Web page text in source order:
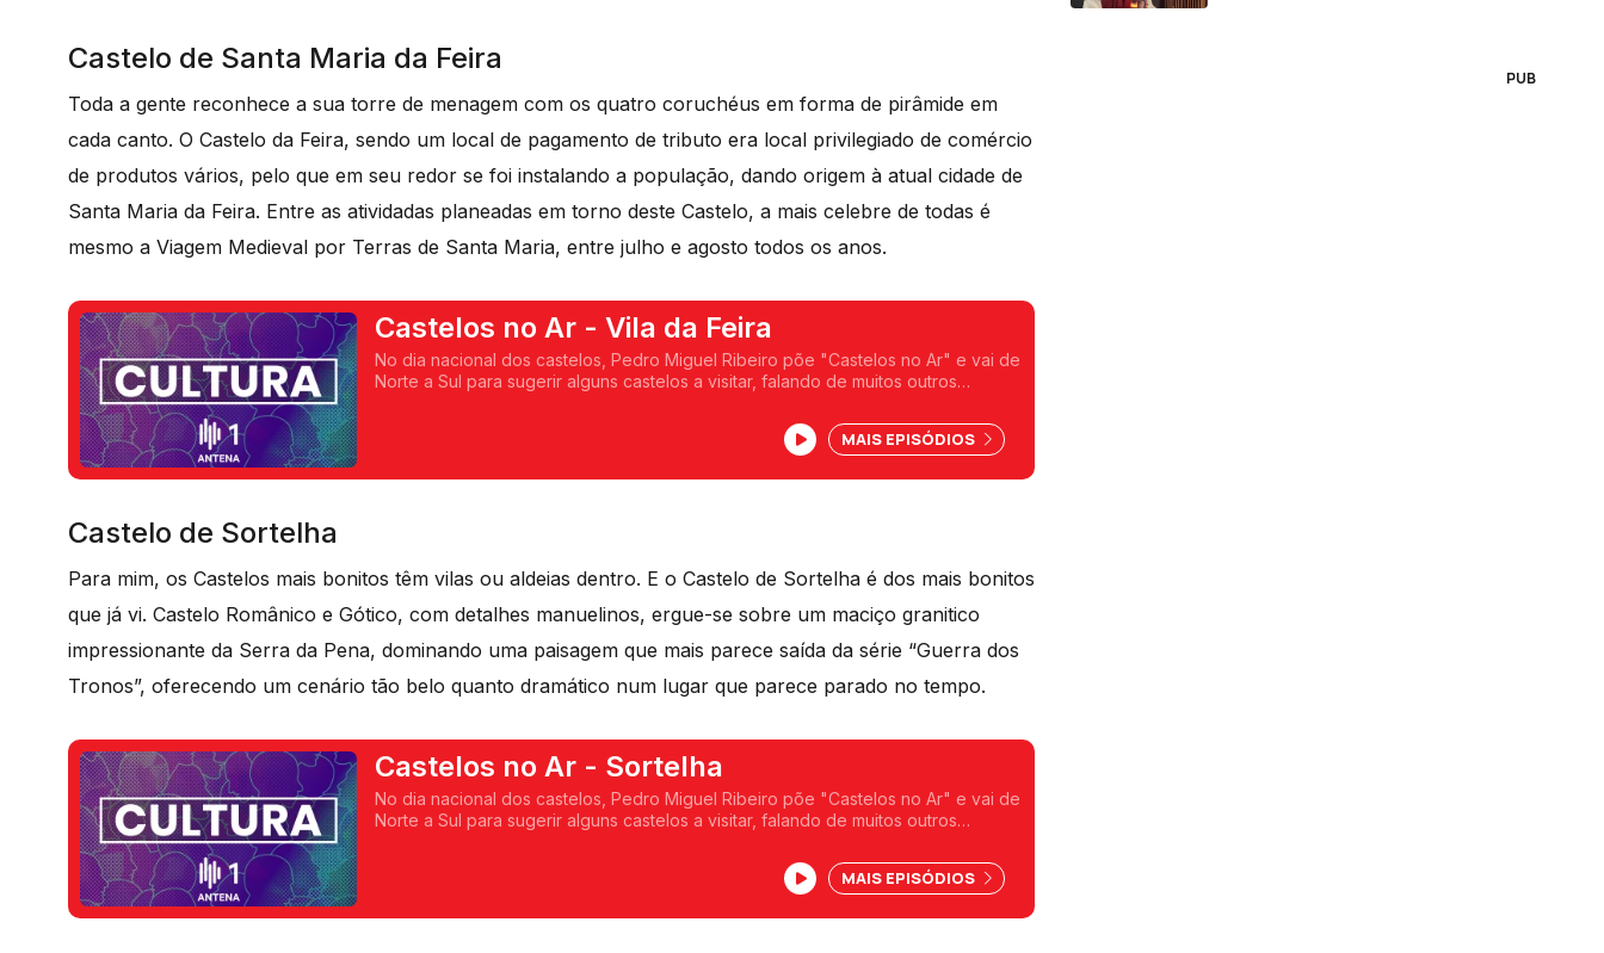
Castelo de Santa Maria da Feira
Toda a gente reconhece a sua torre de menagem com os quatro coruchéus em forma de pirâmide em
cada canto. O Castelo da Feira, sendo um local de pagamento de tributo era local privilegiado de comércio
de produtos vários, pelo que em seu redor se foi instalando a população, dando origem à atual cidade de
Santa Maria da Feira. Entre as atividadas planeadas em torno deste Castelo, a mais celebre de todas é
mesmo a Viagem Medieval por Terras de Santa Maria, entre julho e agosto todos os anos.
Castelos no Ar - Vila da Feira
No dia nacional dos castelos, Pedro Miguel Ribeiro põe "Castelos no Ar" e vai de
Norte a Sul para sugerir alguns castelos a visitar, falando de muitos outros
MAIS EPISÓDIOS
Castelo de Sortelha
Para mim, os Castelos mais bonitos têm vilas ou aldeias dentro. E o Castelo de Sortelha é dos mais bonitos
que já vi. Castelo Românico e Gótico, com detalhes manuelinos, ergue-se sobre um maciço granitico
impressionante da Serra da Pena, dominando uma paisagem que mais parece saída da série “Guerra dos
Tronos”, oferecendo um cenário tão belo quanto dramático num lugar que parece parado no tempo.
Castelos no Ar - Sortelha
No dia nacional dos castelos, Pedro Miguel Ribeiro põe "Castelos no Ar" e vai de
Norte a Sul para sugerir alguns castelos a visitar, falando de muitos outros
MAIS EPISÓDIOS
PUB